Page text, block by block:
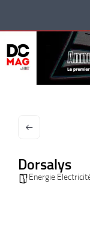
Dorsalys
Energie